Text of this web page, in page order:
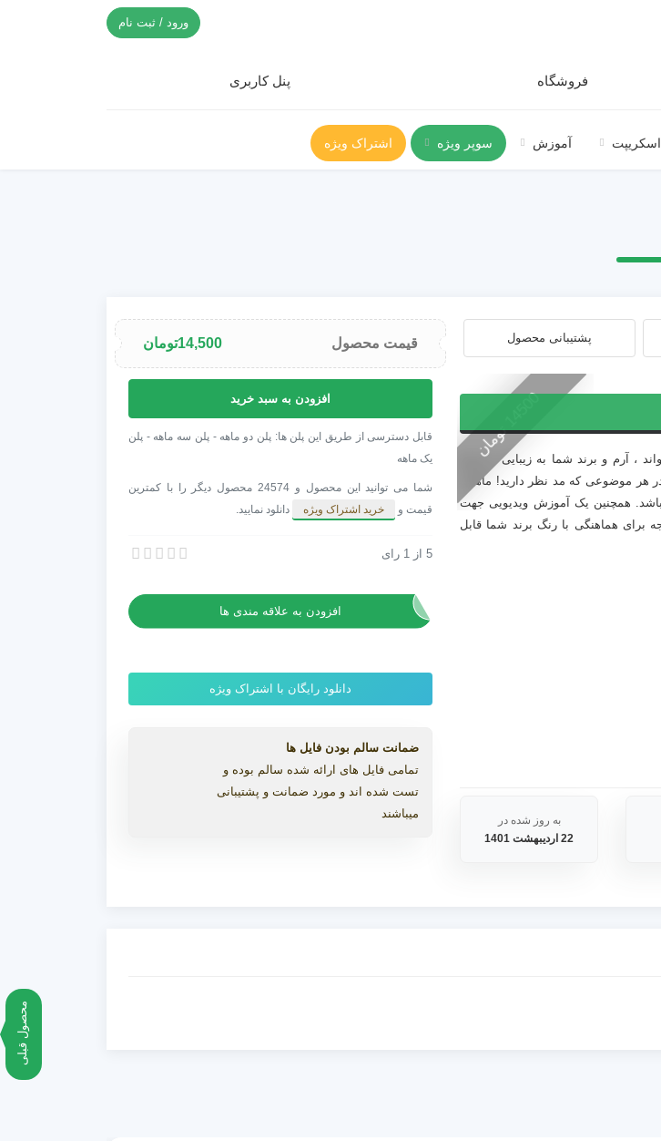
ورود / ثبت نام
فروشگاه پنل کاربری
اسکریپت آموزش سوپر ویژه اشتراک ویژه
محصول قبلی
پشتیبانی محصول
1
4
5
0
ت
و
م
ا
ن
، آرم و برند شما به زیبایی و سریع
هر موضوعی که مد نظر دارید! ماهیت
همچنین یک آموزش ویدیویی جهت
برای هماهنگی با رنگ برند شما قابل
به روز شده در
22 اردیبهشت 1401
قیمت محصول 14,500تومان
افترافکت
لوگو
مینیمال
افزودن به سبد خرید
قابل دسترسی از طریق این پلن ها: پلن دو ماهه - پلن سه ماهه - پلن
یک ماهه
شما می توانید این محصول و 24574 محصول دیگر را با کمترین
قیمت و
خرید اشتراک ویژه دانلود نمایید.
پروژه افترافکت لوگو مینیمال رنگی با ذرات نوری پارتیکل
5 از 1 رای
افزودن به علاقه مندی ها
دانلود رایگان با اشتراک ویژه
ضمانت سالم بودن فایل ها
تمامی فایل های ارائه شده سالم بوده و
تست شده اند و مورد ضمانت و پشتیبانی
میباشند